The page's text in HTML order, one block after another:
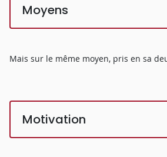
Moyens
Mais sur le même moyen, pris en sa
Motivation